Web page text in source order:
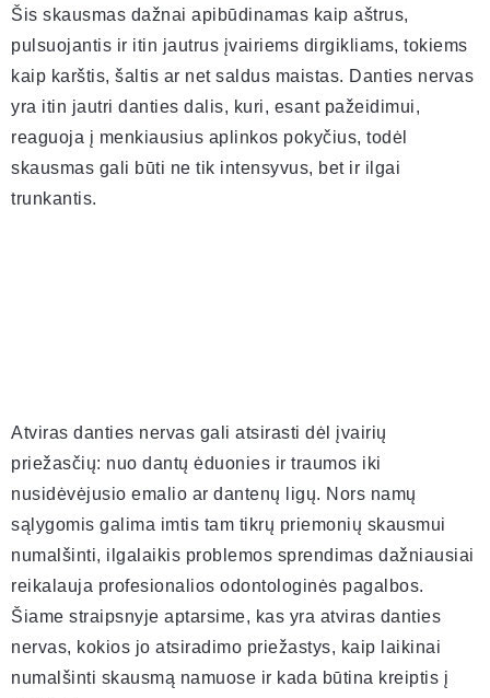
Šis skausmas dažnai apibūdinamas kaip aštrus,
pulsuojantis ir itin jautrus įvairiems dirgikliams, tokiems
kaip karštis, šaltis ar net saldus maistas. Danties nervas
yra itin jautri danties dalis, kuri, esant pažeidimui,
reaguoja į menkiausius aplinkos pokyčius, todėl
skausmas gali būti ne tik intensyvus, bet ir ilgai
trunkantis.
Atviras danties nervas gali atsirasti dėl įvairių
priežasčių: nuo dantų ėduonies ir traumos iki
nusidėvėjusio emalio ar dantenų ligų. Nors namų
sąlygomis galima imtis tam tikrų priemonių skausmui
numalšinti, ilgalaikis problemos sprendimas dažniausiai
reikalauja profesionalios odontologinės pagalbos.
Šiame straipsnyje aptarsime, kas yra atviras danties
nervas, kokios jo atsiradimo priežastys, kaip laikinai
numalšinti skausmą namuose ir kada būtina kreiptis į